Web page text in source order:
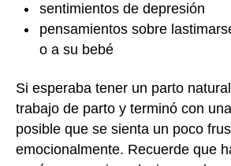
sentimientos de depresión
pensamientos sobre
o a su bebé
Si esperaba tener un parto
trabajo de parto y terminó con
posible que se sienta un poco
emocionalmente. Recuerde que